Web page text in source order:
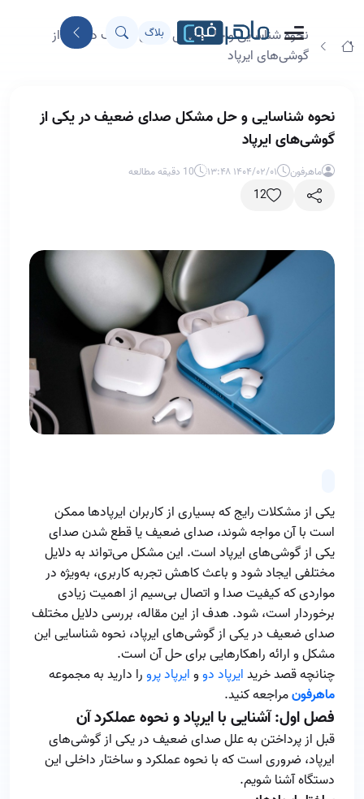
بلاگ
نحوه شناسایی و حل مشکل صدای ضعیف در یکی از
گوشی‌های ایرپاد
نحوه شناسایی و حل مشکل صدای ضعیف در یکی از
گوشی‌های ایرپاد
ماهرفون ۱۴۰۴/۰۲/۰۱ ۱۳:۴۸ 10 دقیقه مطالعه
12
یکی از مشکلات رایج که بسیاری از کاربران ایرپادها ممکن
است با آن مواجه شوند، صدای ضعیف یا قطع شدن صدای
یکی از گوشی‌های ایرپاد است. این مشکل می‌تواند به دلایل
مختلفی ایجاد شود و باعث کاهش تجربه کاربری، به‌ویژه در
مواردی که کیفیت صدا و اتصال بی‌سیم از اهمیت زیادی
برخوردار است، شود. هدف از این مقاله، بررسی دلایل مختلف
صدای ضعیف در یکی از گوشی‌های ایرپاد، نحوه شناسایی این
مشکل و ارائه راهکارهایی برای حل آن است.
چنانچه قصد خریدایرپاد دووایرپاد پرورا دارید به مجموعه
ماهرفونمراجعه کنید.
فصل اول: آشنایی با ایرپاد و نحوه عملکرد آن
قبل از پرداختن به علل صدای ضعیف در یکی از گوشی‌های
ایرپاد، ضروری است که با نحوه عملکرد و ساختار داخلی این
دستگاه آشنا شویم.